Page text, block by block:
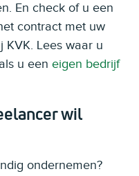
En check of u een
contract met uw
KVK. Lees waar u
u een eigen bedrijf
wil
ondernemen?